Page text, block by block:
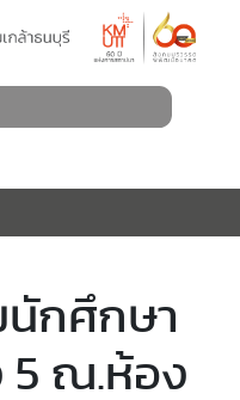
นักศึกษา
5 ณ.ห้อง